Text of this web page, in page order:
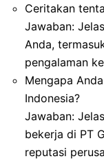
Ceritakan
Jawaban:
Anda,
pengalaman
Mengapa
Indonesia?
Jawaban:
bekerja di PT
reputasi